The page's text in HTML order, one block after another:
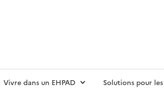
Vivre dans un EHPAD Solutions pour